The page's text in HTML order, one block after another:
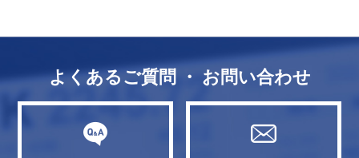
よくあるご質問 ・ お問い合わせ